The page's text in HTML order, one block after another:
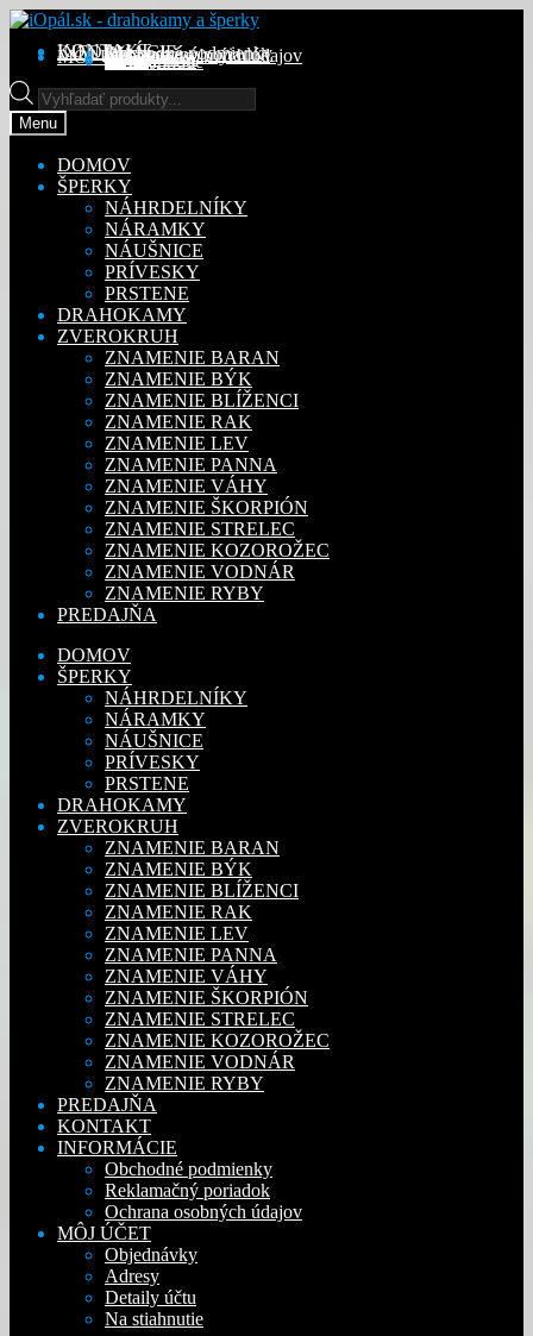
Preskočiť
navigáciu
Preskočiť
obsah
KONTAKT
INFORMÁCIE
Obchodné podmienky
Reklamačný poriadok
Ochrana osobných údajov
MÔJ ÚČETObjednávky
Adresy
Detaily účtu
Na stiahnutie
Products
search
Menu
DOMOV
ŠPERKY
NÁHRDELNÍKY
NÁRAMKY
NÁUŠNICE
PRÍVESKY
PRSTENE
DRAHOKAMY
ZVEROKRUH
ZNAMENIE BARAN
ZNAMENIE BÝK
ZNAMENIE BLÍŽENCI
ZNAMENIE RAK
ZNAMENIE LEV
ZNAMENIE PANNA
ZNAMENIE VÁHY
ZNAMENIE ŠKORPIÓN
ZNAMENIE STRELEC
ZNAMENIE KOZOROŽEC
ZNAMENIE VODNÁR
ZNAMENIE RYBY
PREDAJŇA
DOMOV
ŠPERKY
NÁHRDELNÍKY
NÁRAMKY
NÁUŠNICE
PRÍVESKY
PRSTENE
DRAHOKAMY
ZVEROKRUH
ZNAMENIE BARAN
ZNAMENIE BÝK
ZNAMENIE BLÍŽENCI
ZNAMENIE RAK
ZNAMENIE LEV
ZNAMENIE PANNA
ZNAMENIE VÁHY
ZNAMENIE ŠKORPIÓN
ZNAMENIE STRELEC
ZNAMENIE KOZOROŽEC
ZNAMENIE VODNÁR
ZNAMENIE RYBY
PREDAJŇA
KONTAKT
INFORMÁCIE
Obchodné podmienky
Reklamačný poriadok
Ochrana osobných údajov
MÔJ ÚČET
Objednávky
Adresy
Detaily účtu
Na stiahnutie